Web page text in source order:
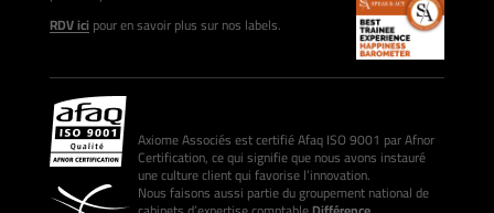
RDV icipour en savoir plus sur nos labels.
Axiome Associés est certifié Afaq ISO 9001 par Afnor
Certification, ce qui signifie que nous avons instauré
une culture client qui favorise l’innovation.
Nous faisons aussi partie du groupement national de